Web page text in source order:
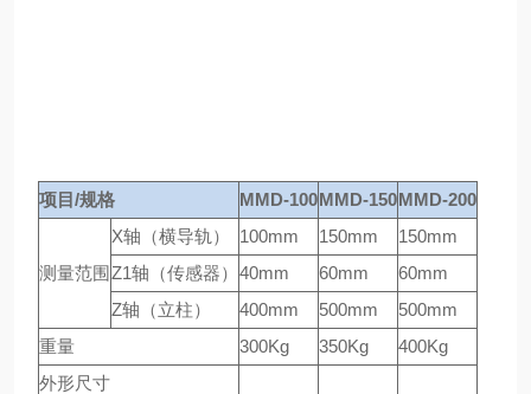
项目/规格 MMD-100MMD-150MMD-200
测量范围
X轴（横导轨） 100mm 150mm
150mm
Z1轴（传感器） 40mm 60mm
60mm
Z轴（立柱）
400mm 500mm
500mm
重量
300Kg 350Kg
400Kg
外形尺寸